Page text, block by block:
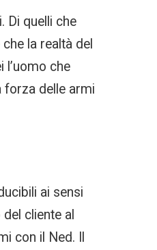
Di quelli che
la realtà del
l’uomo che
forza delle armi
ai sensi
cliente al
con il Ned. Il